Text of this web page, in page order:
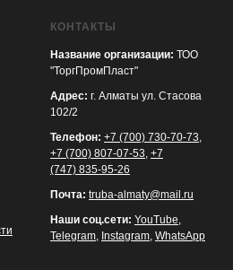
КОНТАКТЫ
Название организации: ТОО
"ТоргПромПласт"
Адрес: г. Алматы ул. Стасова
102/2
Телефон: +7 (700) 730-70-73,
+7 (700) 807-07-53, +7
(747) 835-95-26
Почта: truba-almaty@mail.ru
Наши соц.сети: YouTube,
Telegram, Instagram, WhatsApp